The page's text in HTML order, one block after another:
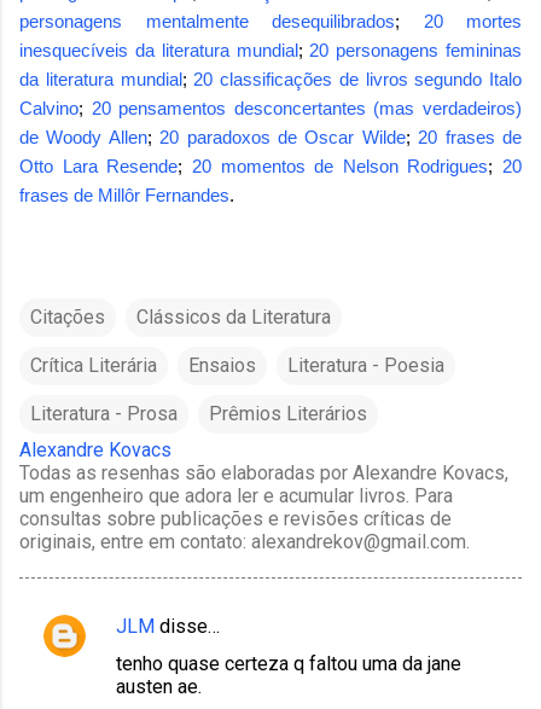
personagens mentalmente desequilibrados; 20 mortes
inesquecíveis da literatura mundial; 20 personagens femininas
da literatura mundial; 20 classificações de livros segundo Italo
Calvino; 20 pensamentos desconcertantes (mas verdadeiros)
de Woody Allen; 20 paradoxos de Oscar Wilde; 20 frases de
Otto Lara Resende; 20 momentos de Nelson Rodrigues; 20
frases de Millôr Fernandes.
Citações Clássicos da Literatura
Crítica Literária Ensaios Literatura - Poesia
Literatura - Prosa
Prêmios Literários
Alexandre Kovacs
Todas as resenhas são elaboradas por Alexandre Kovacs,
um engenheiro que adora ler e acumular livros. Para
consultas sobre publicações e revisões críticas de
originais, entre em contato: alexandrekov@gmail.com.
C
JLM disse…
tenho quase certeza q faltou uma da jane
austen ae.